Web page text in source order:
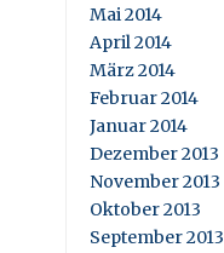
Mai 2014
April 2014
März 2014
Februar 2014
Januar 2014
Dezember 2013
November 2013
Oktober 2013
September 2013